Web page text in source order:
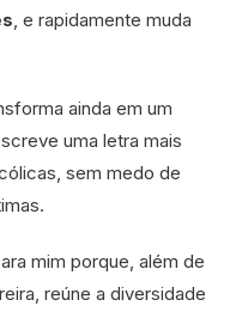
, e rapidamente muda
ainda em um
uma letra mais
sem medo de
mim porque, além de
reúne a diversidade